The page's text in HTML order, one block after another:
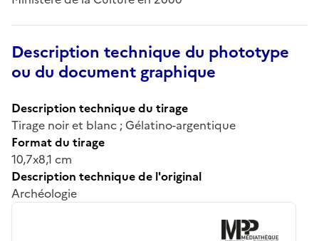
Description technique du phototype
ou du document graphique
Description technique du tirage
Tirage noir et blanc ; Gélatino-argentique
Format du tirage
10,7x8,1 cm
Description technique de l'original
Archéologie